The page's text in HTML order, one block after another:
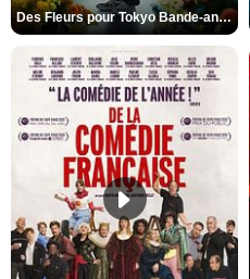
Des Fleurs pour Tokyo Bande-annonce VO STFR